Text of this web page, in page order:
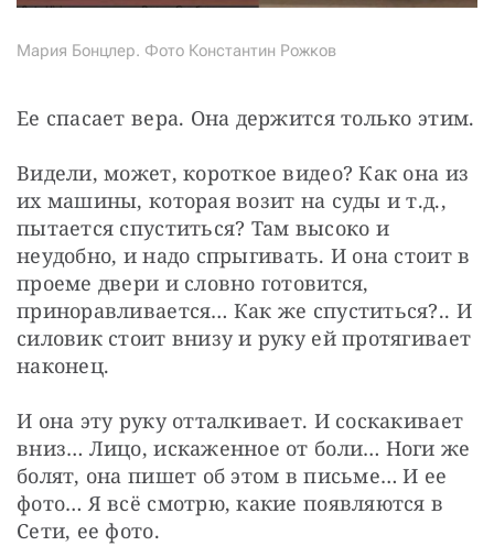
Мария Бонцлер. Фото Константин Рожков
Ее спасает вера. Она держится только этим.
Видели, может, короткое видео? Как она из
их машины, которая возит на суды и т.д.,
пытается спуститься? Там высоко и
неудобно, и надо спрыгивать. И она стоит в
проеме двери и словно готовится,
приноравливается… Как же спуститься?.. И
силовик стоит внизу и руку ей протягивает
наконец.
И она эту руку отталкивает. И соскакивает
вниз… Лицо, искаженное от боли… Ноги же
болят, она пишет об этом в письме… И ее
фото… Я всё смотрю, какие появляются в
Сети, ее фото.